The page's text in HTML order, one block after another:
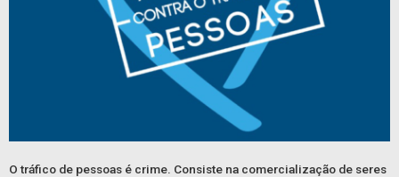
O tráfico de pessoas é crime. Consiste na comercialização de seres